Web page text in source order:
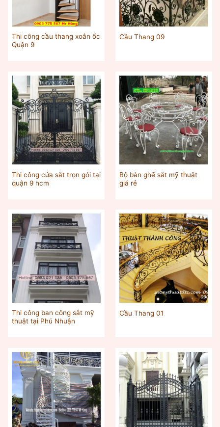
Thi công cầu thang xoắn ốc
Quận 9
Cầu Thang 09
Thi công cửa sắt trọn gói tại
quận 9 hcm
Bộ bàn ghế sắt mỹ thuật
giá rẻ
Thi công ban công sắt mỹ
thuật tại Phú Nhuận
Cầu Thang 01